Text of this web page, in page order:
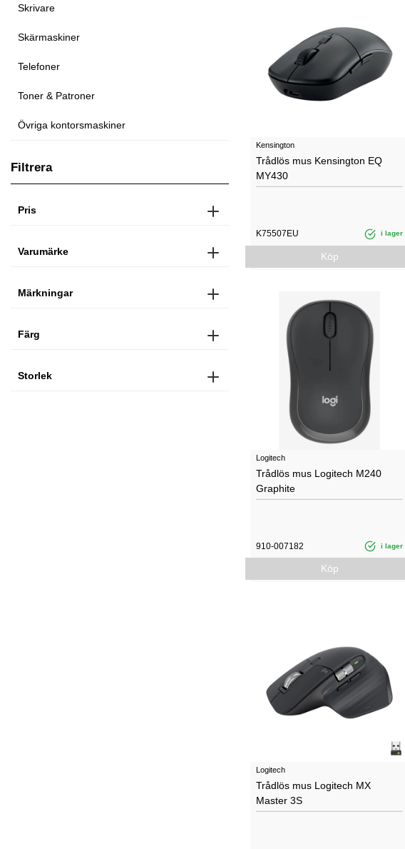
Skrivare
Skärmaskiner
Telefoner
Toner & Patroner
Övriga kontorsmaskiner
Filtrera
Pris
Varumärke
Märkningar
Färg
Storlek
Kensington
Trådlös mus Kensington EQ
MY430
K75507EU i lager
Köp
Logitech
Trådlös mus Logitech M240
Graphite
910-007182 i lager
Köp
Logitech
Trådlös mus Logitech MX
Master 3S